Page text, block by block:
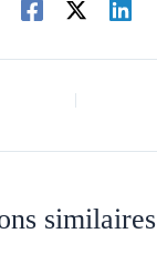
similaires